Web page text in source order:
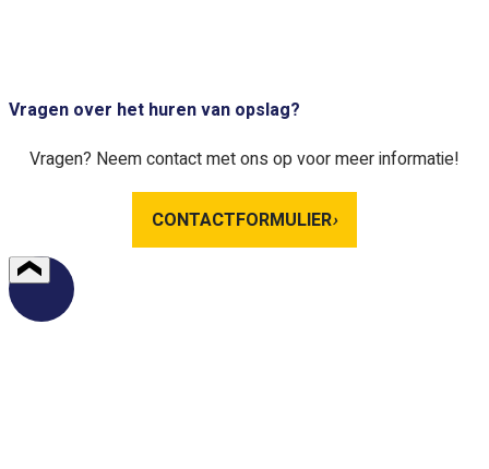
Vragen over het huren van opslag?
Vragen? Neem contact met ons op voor meer informatie!
CONTACTFORMULIER›